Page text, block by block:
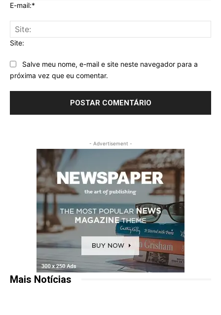
E-mail:*
Site:
Salve meu nome, e-mail e site neste navegador para a
próxima vez que eu comentar.
- Advertisement -
Mais Notícias